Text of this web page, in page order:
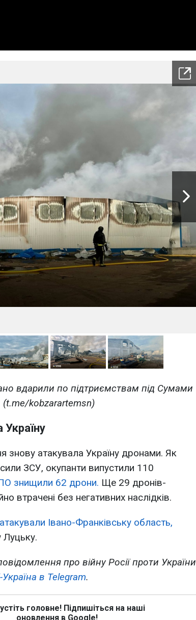
вдарили по підтриємствам під Сумами
(t.me/kobzarartemsn)
знову атакувала Україну дронами. Як
ЗСУ, окупанти випустили 110
знищили 62 дрони. Ще 29 дронів-
втрачені без негативних наслідків.
Івано-Франківську область,
Луцьку.
про війну Росії проти України
в Telegram.
головне! Підпишіться на наші
оновлення в Google!